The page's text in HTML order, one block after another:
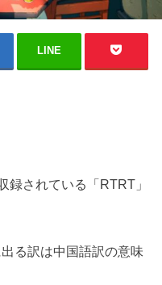
LINE
録されている「RTRT」
る訳は中国語訳の意味